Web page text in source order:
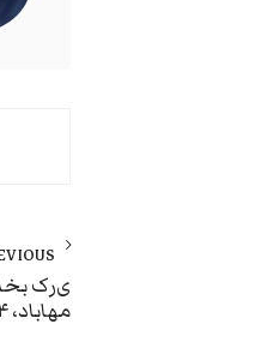
post:
ی‌ر‌ک
مهاباد، ۴گریلا پژاک جان باختند